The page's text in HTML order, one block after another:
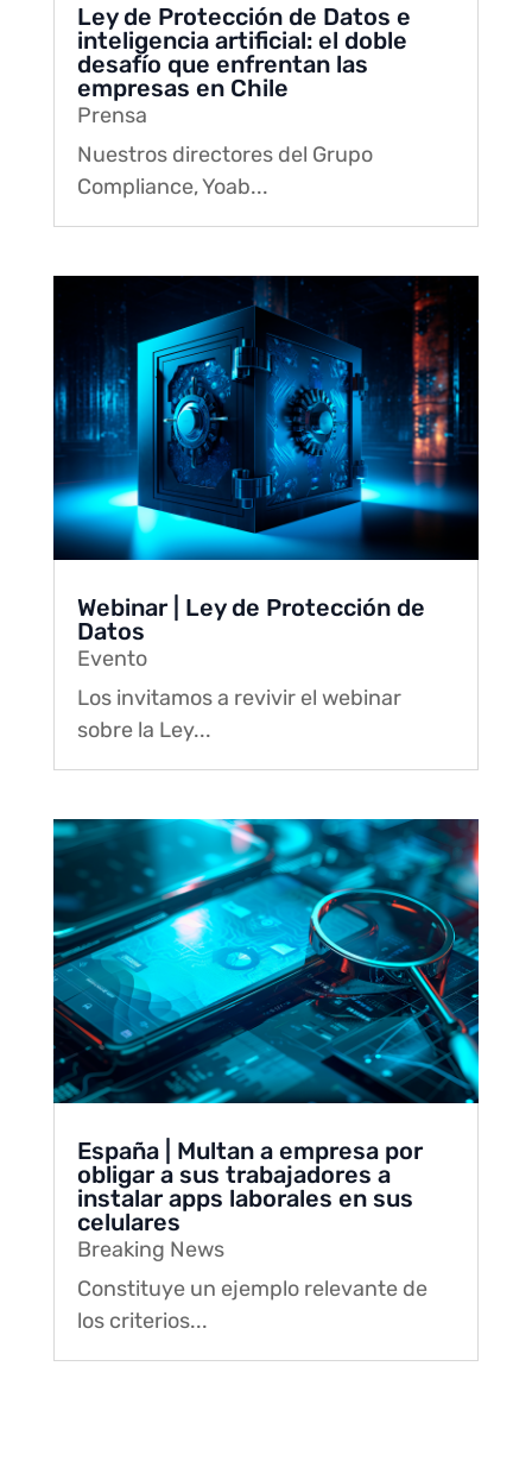
Ley de Protección de Datos e
inteligencia artificial: el doble
desafío que enfrentan las
empresas en Chile
Prensa
Nuestros directores del Grupo
Compliance, Yoab...
Webinar | Ley de Protección de
Datos
Evento
Los invitamos a revivir el webinar
sobre la Ley...
España | Multan a empresa por
obligar a sus trabajadores a
instalar apps laborales en sus
celulares
Breaking News
Constituye un ejemplo relevante de
los criterios...